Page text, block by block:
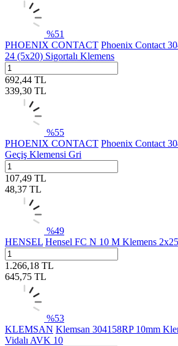
%51
PHOENIX CONTACT Phoenix Contact
24 (5x20) Sigortalı Klemens
692,44 TL
339,30 TL
%55
PHOENIX CONTACT Phoenix Contact
Geçiş Klemensi Gri
107,49 TL
48,37 TL
%49
HENSEL Hensel FC N 10 M Klemens
1.266,18 TL
645,75 TL
%53
KLEMSAN Klemsan 304158RP 10mm
Vidalı AVK 10